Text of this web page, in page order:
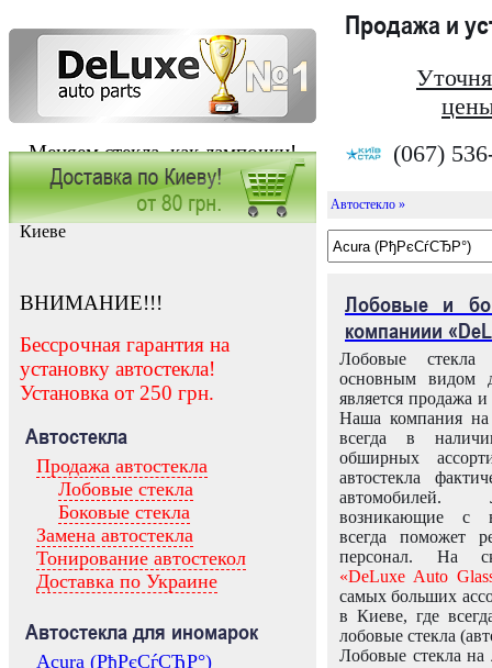
Меняем стекла, как лампочки!
Продажа и
(067)
Заказать установку автостекла в
Киеве
ВНИМАНИЕ!!!
Бессрочная гарантия на
установку автостекла!
Установка от 250 грн.
Автостекла
Продажа автостекла
Лобовые стекла
Боковые стекла
Замена автостекла
Тонирование автостекол
Доставка по Украине
Автостекла для иномарок
Acura (РђРєСѓСЂР°)
Автостекло »
Лобовые и
компаниии
Лобовые
основным видом
является продажа и
Наша компания на
всегда в
обширных
автостекла
возникающие с
всегда поможет
персонал. На
«DeLuxe Auto
самых больших
в Киеве, где
лобовые стекла
Лобовые стекла на